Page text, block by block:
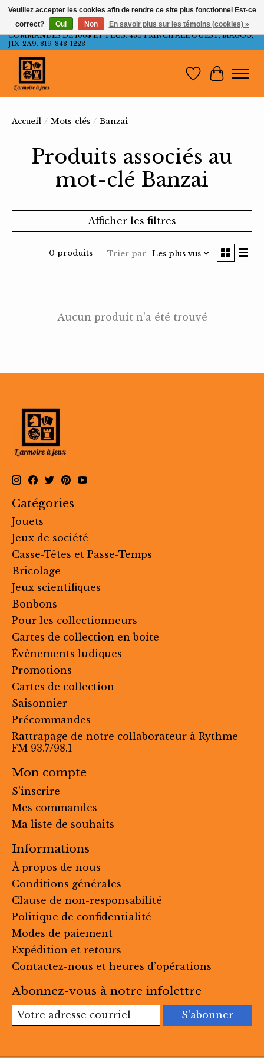
LIVRAISON GRATUITE AU QUÉBEC ET ONTARIO POUR LES
COMMANDES DE 100$ ET PLUS. 436 PRINCIPALE OUEST, MAGOG,
J1X-2A9. 819-843-1223
Liste dePanier
Accueil / Mots-clés / Banzai
Produits associés au
mot-clé Banzai
Afficher les filtres
0 produits Trier par Les plus vus
Aucun produit n'a été trouvé
Catégories
Jouets
Jeux de société
Casse-Têtes et Passe-Temps
Bricolage
Jeux scientifiques
Bonbons
Pour les collectionneurs
Cartes de collection en boite
Évènements ludiques
Promotions
Cartes de collection
Saisonnier
Précommandes
Rattrapage de notre collaborateur à Rythme
FM 93.7/98.1
Mon compte
S'inscrire
Mes commandes
Ma liste de souhaits
Informations
À propos de nous
Conditions générales
Clause de non-responsabilité
Politique de confidentialité
Modes de paiement
Expédition et retours
Contactez-nous et heures d’opérations
Abonnez-vous à notre infolettre
S'abonner
Veuillez accepter les cookies afin de rendre ce site plus fonctionnel Est-ce
correct?
Oui Non En savoir plus sur les témoins (cookies) »